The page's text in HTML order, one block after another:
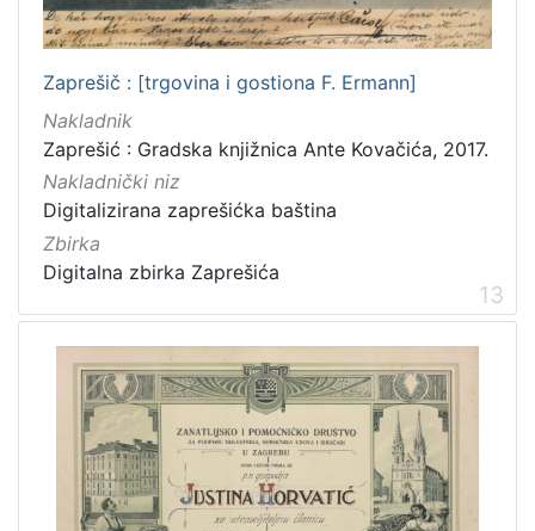
Zaprešič : [trgovina i gostiona F. Ermann]
Nakladnik
Zaprešić : Gradska knjižnica Ante Kovačića, 2017.
Nakladnički niz
Digitalizirana zaprešićka baština
Zbirka
Digitalna zbirka Zaprešića
13